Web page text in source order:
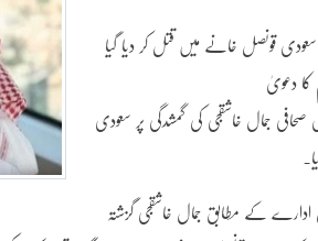
سعودی قونصل خانے میں قتل کر دیا گیا
کا دعویٰ
جمال خاشقجی کی گمشدگی پر سعودی
ادارے کے مطابق جمال خاشقجی گزشتہ